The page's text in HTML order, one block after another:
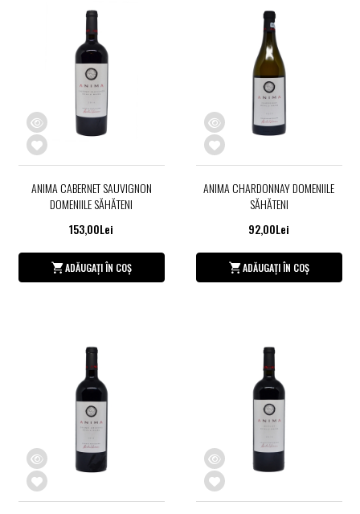
ANIMA CABERNET SAUVIGNON
DOMENIILE SĂHĂTENI
153,00Lei
ADĂUGAȚI ÎN COȘ
ANIMA CHARDONNAY DOMENIILE
SĂHĂTENI
92,00Lei
ADĂUGAȚI ÎN COȘ